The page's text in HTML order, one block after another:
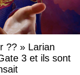
?? » Larian
3 et ils sont